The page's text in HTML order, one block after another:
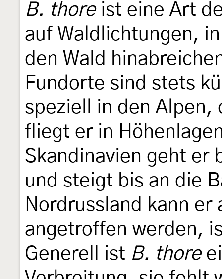
B. thoreist eine Art
auf Waldlichtungen,
den Wald
Fundorte sind stets
speziell in den Alpen,
fliegt er in
Skandinavien geht er
und steigt bis an die
Nordrussland kann er
angetroffen werden,
Generell ist B. thore